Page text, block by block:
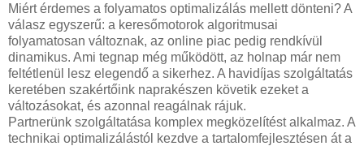
Miért érdemes a folyamatos optimalizálás mellett dönteni? A
válasz egyszerű: a keresőmotorok algoritmusai
folyamatosan változnak, az online piac pedig rendkívül
dinamikus. Ami tegnap még működött, az holnap már nem
feltétlenül lesz elegendő a sikerhez. A havidíjas szolgáltatás
keretében szakértőink naprakészen követik ezeket a
változásokat, és azonnal reagálnak rájuk.
Partnerünk szolgáltatása komplex megközelítést alkalmaz. A
technikai optimalizálástól kezdve a tartalomfejlesztésen át a